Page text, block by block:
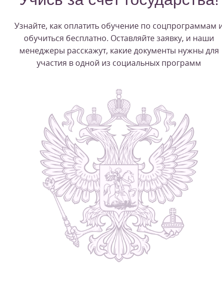
Узнайте, как оплатить обучение по соцпрограммам
обучиться бесплатно. Оставляйте заявку, и наши
менеджеры расскажут, какие документы нужны для
участия в одной из социальных программ